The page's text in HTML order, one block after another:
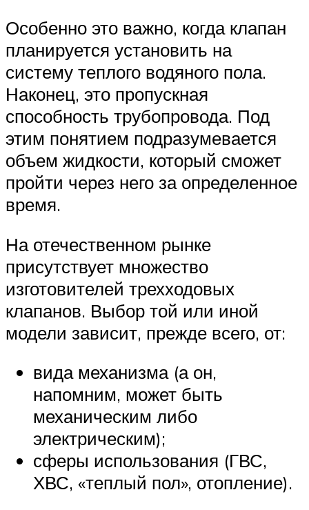
Особенно это важно, когда клапан
планируется установить на
систему теплого водяного пола.
Наконец, это пропускная
способность трубопровода. Под
этим понятием подразумевается
объем жидкости, который сможет
пройти через него за определенное
время.
На отечественном рынке
присутствует множество
изготовителей трехходовых
клапанов. Выбор той или иной
модели зависит, прежде всего, от:
вида механизма (а он,
напомним, может быть
механическим либо
электрическим);
сферы использования (ГВС,
ХВС, «теплый пол», отопление).